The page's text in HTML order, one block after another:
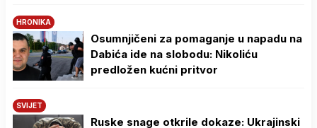
HRONIKA
Osumnjičeni za pomaganje u napadu na
Dabića ide na slobodu: Nikoliću
predložen kućni pritvor
SVIJET
Ruske snage otkrile dokaze: Ukrajinski